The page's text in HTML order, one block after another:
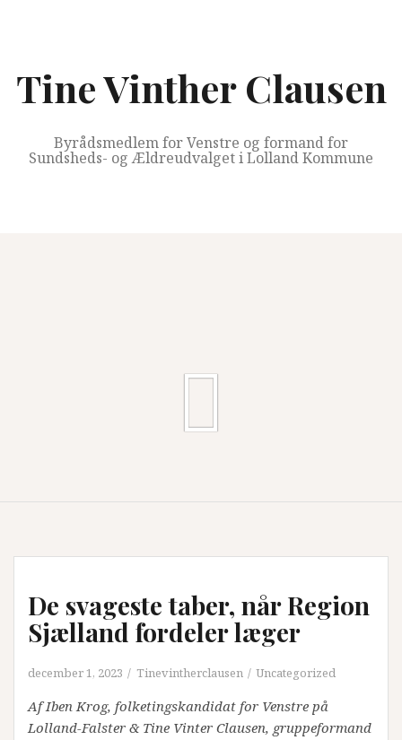
Tine Vinther Clausen
Byrådsmedlem for Venstre og formand for
Sundsheds- og Ældreudvalget i Lolland Kommune
De svageste taber, når Region
Sjælland fordeler læger
december 1, 2023 Tinevintherclausen Uncategorized
Af Iben Krog, folketingskandidat for Venstre på
Lolland-Falster & Tine Vinter Clausen, gruppeformand